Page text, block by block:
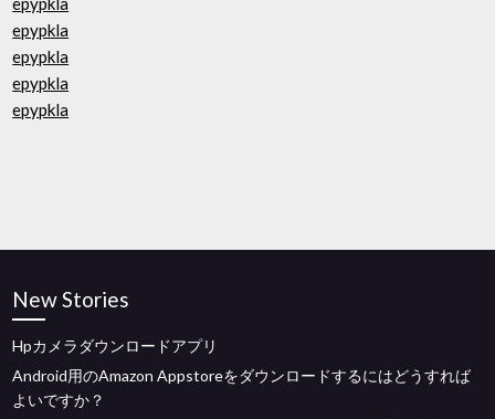
epypkla
epypkla
epypkla
epypkla
New Stories
Hpカメラダウンロードアプリ
Android用のAmazon Appstoreをダウンロードするにはどうすれば
よいですか？